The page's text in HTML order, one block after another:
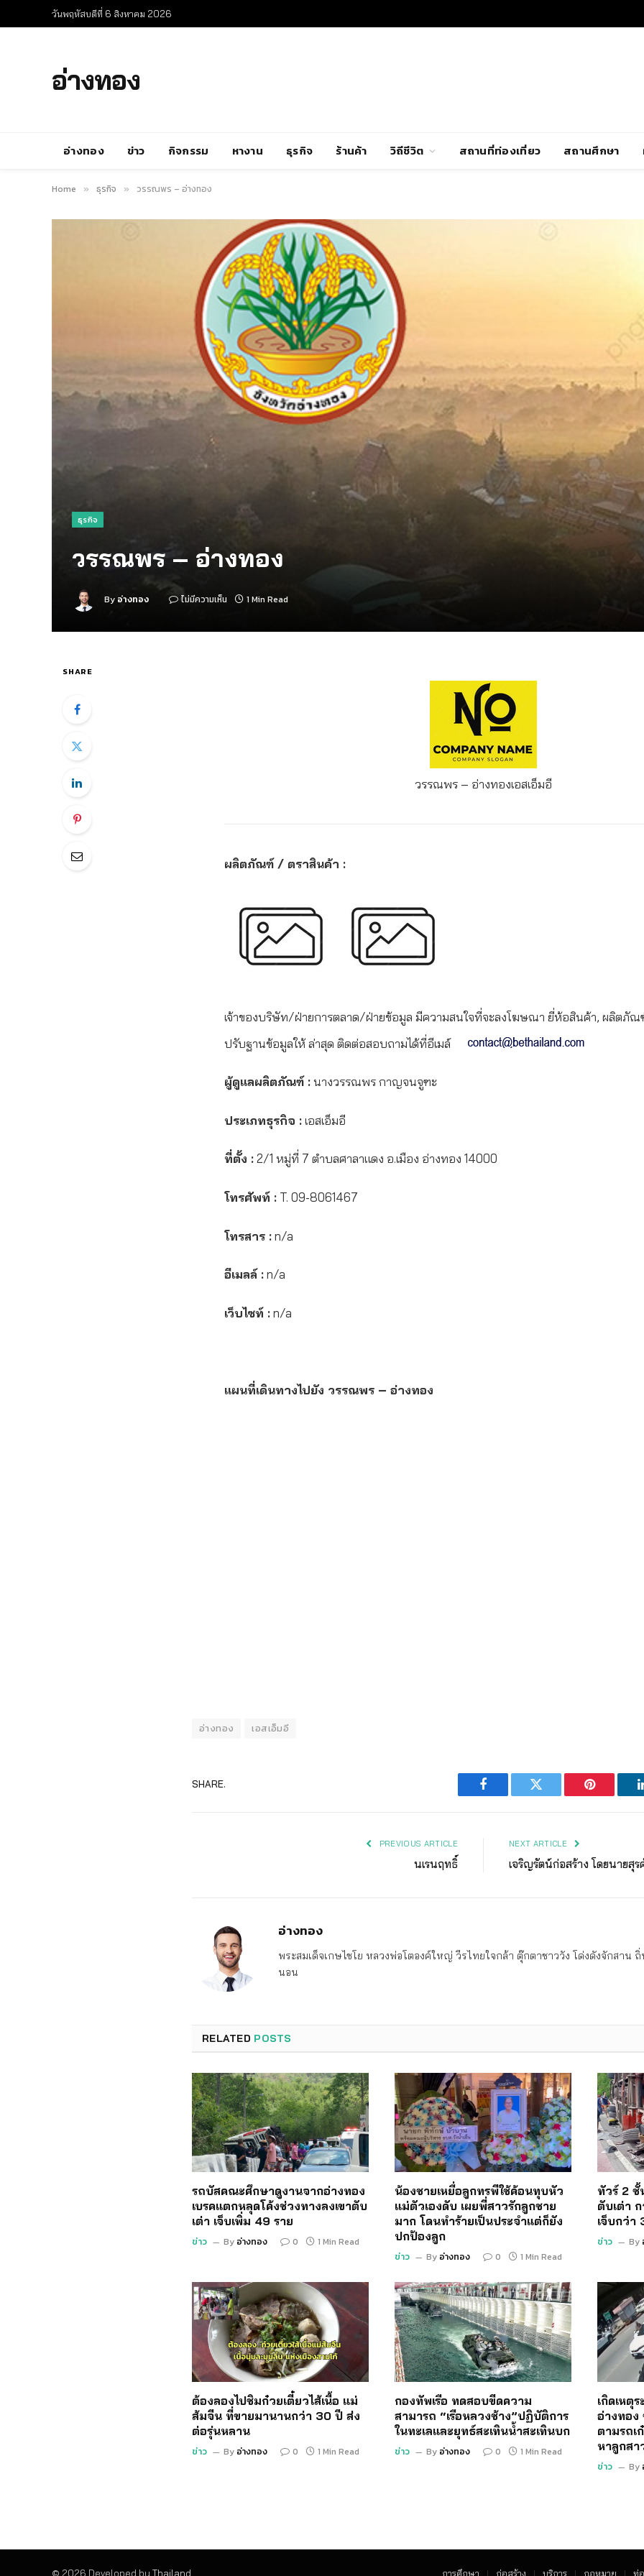
วันพฤหัสบดีที่ 6 สิงหาคม 2026
อ่างทอง
อ่างทอง ข่าว กิจกรรม หางาน ธุรกิจ ร้านค้า วิถีชีวิต สถานที่ท่องเที่ยว สถานศึกษา
Home » ธุรกิจ » วรรณพร – อ่างทอง
ธุรกิจ
วรรณพร – อ่างทอง
By อ่างทอง ไม่มีความเห็น 1 Min Read
SHARE
วรรณพร – อ่างทองเอสเอ็มอี
ผลิตภัณฑ์ / ตราสินค้า :
เจ้าของบริษัท/ฝ่ายการตลาด/ฝ่ายข้อมูล มีความสนใจที่จะลงโฆษณา ยี่ห้อสินค้า, ผลิตภัณ
ปรับฐานข้อมูลให้ ล่าสุด ติดต่อสอบถามได้ที่อีเมล์
ผู้ดูแลผลิตภัณฑ์ :นางวรรณพร กาญจนจูฑะ
ประเภทธุรกิจ :เอสเอ็มอี
ที่ตั้ง :2/1 หมู่ที่ 7 ตำบลศาลาแดง อ.เมือง อ่างทอง 14000
โทรศัพท์ : T. 09-8061467
โทรสาร :n/a
อีเมลล์ :n/a
เว็บไซท์ :n/a
แผนที่เดินทางไปยัง วรรณพร – อ่างทอง
อ่างทอง เอสเอ็มอี
SHARE.
Facebook Twitter Pinterest
PREVIOUS ARTICLE
นเรนฤทธิ์
NEXT ARTICLE
เจริญรัตน์ก่อสร้าง โดยนายสุ
อ่างทอง
พระสมเด็จเกษไชโย หลวงพ่อโตองค์ใหญ่ วีรไทยใจกล้า ตุ๊กตาชาววัง โด่งดังจักสาน
นอน
RELATED POSTS
รถบัสคณะศึกษาดูงานจากอ่างทอง
เบรคแตกหลุดโค้งช่วงทางลงเขาตับ
เต่า เจ็บเพิ่ม 49 ราย
ข่าว By อ่างทอง 0 1 Min Read
น้องชายเหยื่อลูกทรพีใช้ค้อนทุบหัว
แม่ตัวเองดับ เผยพี่สาวรักลูกชาย
มาก โดนทำร้ายเป็นประจำแต่ก็ยัง
ปกป้องลูก
ข่าว By อ่างทอง 0 1 Min Read
ทัวร์ 2 ชั้
ตับเต่า
เจ็บกว่า
ข่าว By
ต้องลองไปชิมก๋วยเตี๋ยวไส้เนื้อ แม่
ส้มจีน ที่ขายมานานกว่า 30 ปี ส่ง
ต่อรุ่นหลาน
ข่าว By อ่างทอง 0 1 Min Read
กองทัพเรือ ทดสอบขีดความ
สามารถ “เรือหลวงช้าง”ปฏิบัติการ
ในทะเลและยุทธ์สะเทินน้ำสะเทินบก
ข่าว By อ่างทอง 0 1 Min Read
เกิดเหตุ
อ่างทอง
ตามรถเ
หาลูกสา
ข่าว By
© 2026 Developed by Thailand การศึกษา ก่อสร้าง บริการ กฏหมาย ท่